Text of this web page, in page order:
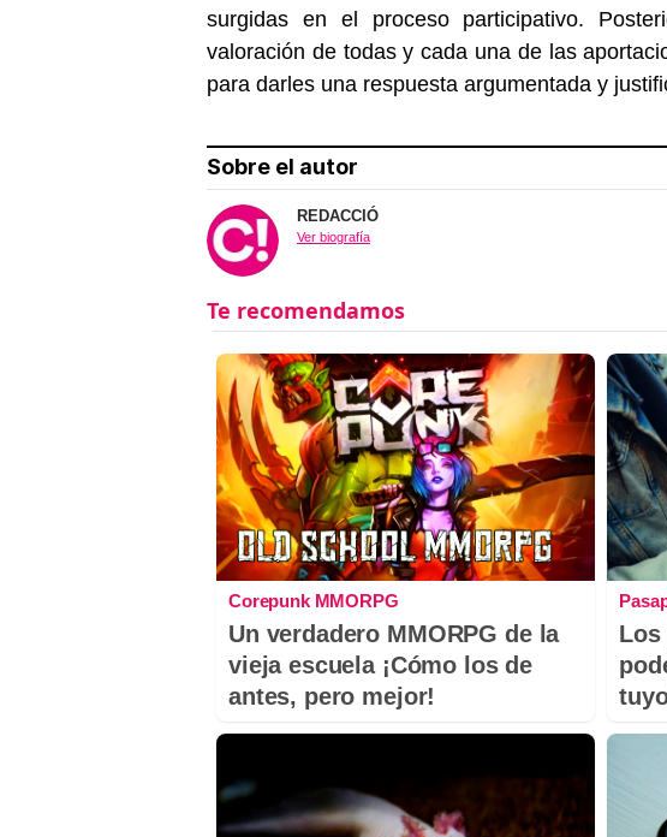
surgidas en el proceso participativo.
valoración de todas y cada una de las
para darles una respuesta argumentada y
Sobre el autor
REDACCIÓ
Ver biografía
Corepunk MMORPG
Un verdadero MMORPG de la
vieja escuela ¡Cómo los de
antes, pero mejor!
Los